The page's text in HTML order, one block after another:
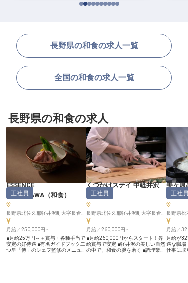
長野県の和食の求人一覧
全国の和食の求人一覧
長野県の和食の求人
ESSENCE
KARUIZAWA （和食）
正社員
月給／250,000円～
■月給25万円～＋賞与・各種手当で
安定の好待遇 ■有名ガイドブック二
つ星「傳」のシェフ監修のメニュー
くつかけステイ 中軽井沢
（和食）
正社員
月給／260,000円～
■月給260,000円からスタート！昇
給賞与で安定 ■軽井沢の美しい自然
の中で、和食の腕を磨く ■調理業務
美ヶ原
（和食
正社員
月給／
月給が
遇な職場
仕事に取